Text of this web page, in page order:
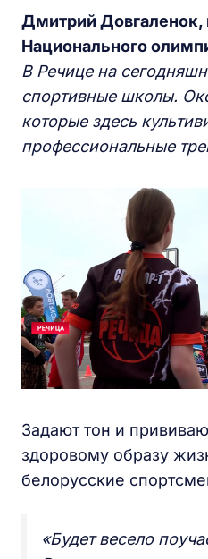
Дмитрий Довгаленок,
Национального
В Речице на
спортивные школы.
которые здесь
профессиональные
Задают тон и
здоровому образу
белорусские
«Будет весело